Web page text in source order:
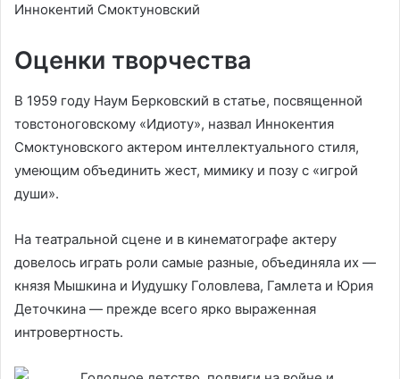
Иннокентий Смоктуновский
Оценки творчества
В 1959 году Наум Берковский в статье, посвященной
товстоноговскому «Идиоту», назвал Иннокентия
Смоктуновского актером интеллектуального стиля,
умеющим объединить жест, мимику и позу с «игрой
души».
На театральной сцене и в кинематографе актеру
довелось играть роли самые разные, объединяла их —
князя Мышкина и Иудушку Головлева, Гамлета и Юрия
Деточкина — прежде всего ярко выраженная
интровертность.